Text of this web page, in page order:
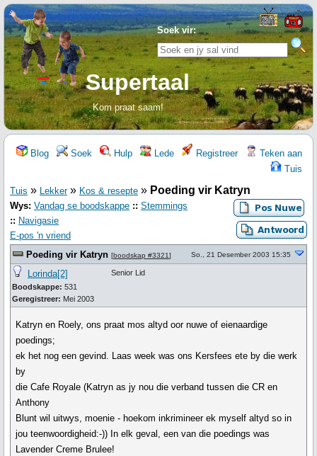
Soek vir:
Supertaal
Kom praat saam!
Blog Soek Hulp Lede Registreer
Teken aan
Tuis
Tuis » Lekker» Kos & resepte » Poeding vir Katryn
Wys: Vandag se boodskappe :: Stemmings
:: Navigasie
E-pos 'n vriend
Poeding vir Katryn [boodskap #3321] So., 21 Desember 2003 15:35
Lorinda[2]
Boodskappe: 531
Geregistreer: Mei 2003
Senior Lid
Katryn en Roely, ons praat mos altyd oor nuwe of eienaardige
poedings;
ek het nog een gevind. Laas week was ons Kersfees ete by die werk
by
die Cafe Royale (Katryn as jy nou die verband tussen die CR en
Anthony
Blunt wil uitwys, moenie - hoekom inkrimineer ek myself altyd so in
jou teenwoordigheid:-)) In elk geval, een van die poedings was
Lavender Creme Brulee!